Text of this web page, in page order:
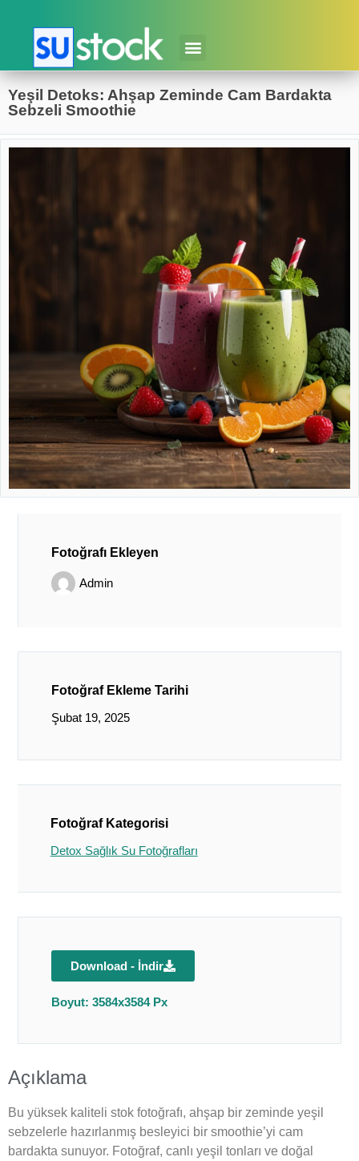
Yeşil Detoks: Ahşap Zeminde Cam Bardakta
Sebzeli Smoothie
Fotoğrafı Ekleyen
Admin
Fotoğraf Ekleme Tarihi
Şubat 19, 2025
Fotoğraf Kategorisi
Detox Sağlık Su Fotoğrafları
Download - İndir
Boyut: 3584x3584 Px
Açıklama
Bu yüksek kaliteli stok fotoğrafı, ahşap bir zeminde yeşil
sebzelerle hazırlanmış besleyici bir smoothie’yi cam
bardakta sunuyor. Fotoğraf, canlı yeşil tonları ve doğal